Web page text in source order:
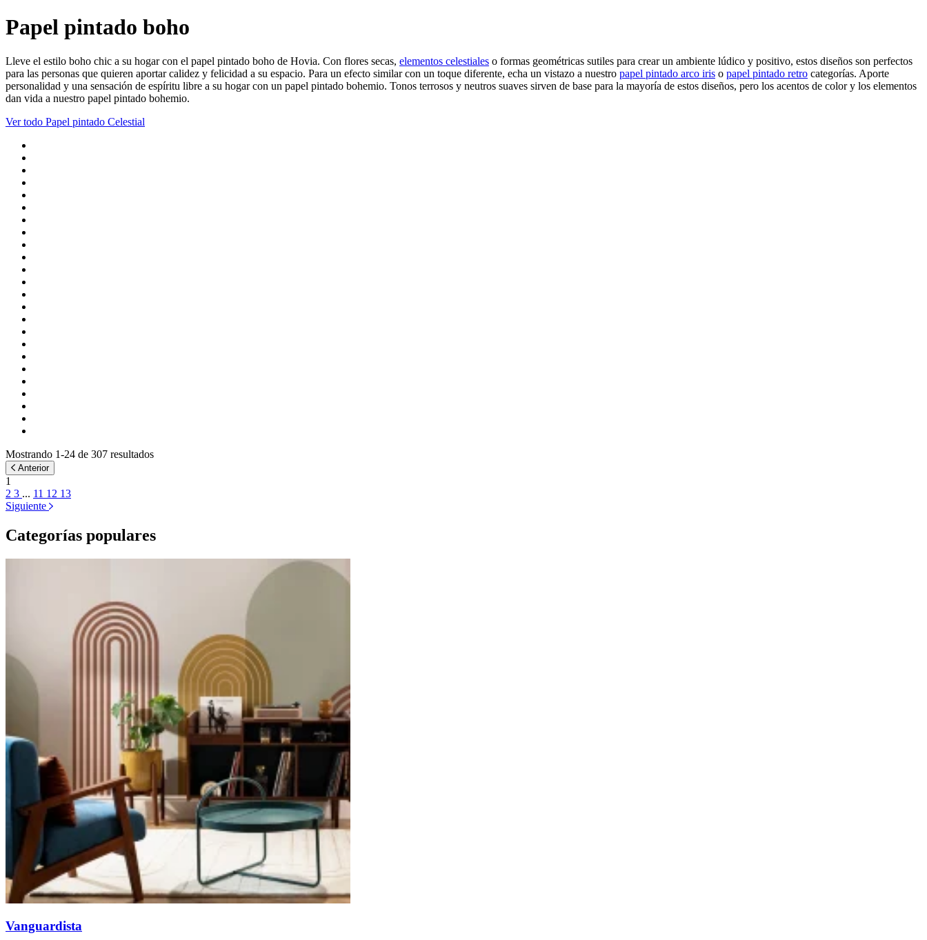
Papel pintado boho
Lleve el estilo boho chic a su hogar con el papel pintado boho de Hovia. Con flores secas, elementos celestiales o formas geométricas sutiles para crear un ambiente lúdico y positivo, estos diseños son perfectos
para las personas que quieren aportar calidez y felicidad a su espacio. Para un efecto similar con un toque diferente, echa un vistazo a nuestro papel pintado arco iris o papel pintado retro categorías. Aporte
personalidad y una sensación de espíritu libre a su hogar con un papel pintado bohemio. Tonos terrosos y neutros suaves sirven de base para la mayoría de estos diseños, pero los acentos de color y los elementos
dan vida a nuestro papel pintado bohemio.
Ver todo Papel pintado Celestial
Mostrando 1-24 de 307 resultados
Anterior
1
2 3 ... 11 12 13
Siguiente
Categorías populares
Vanguardista